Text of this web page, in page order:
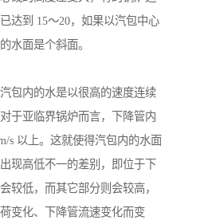
达到 15～20，如果以汽包中心
水面是个斜面。
包内的水是以很高的速度连续
于亚临界锅炉而言，下降管内
s 以上。这就使得汽包内的水面
现高低不一的差别，即位于下
较低，而其它部分则会较高，
变化、下降管流速变化而变